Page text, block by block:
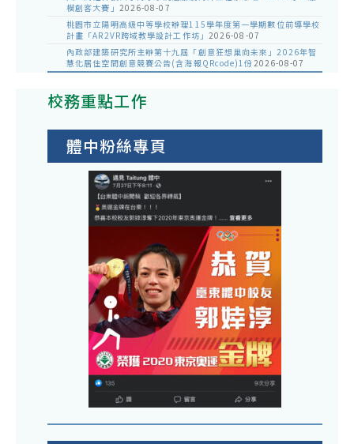
模創客大賽」 2026-08-07
桃園市立陽明高級中等學校辦理115學年度第一學期數位前導學校
計畫「AR2VR跨域教學設計工作坊」 2026-08-07
內政部建築研究所主辦第十九屆「創意狂想巢向未來」2026年智
慧化居住空間創意競賽公告(含海報QRcode)1份2026-08-07
校務重點工作
體中粉絲專頁